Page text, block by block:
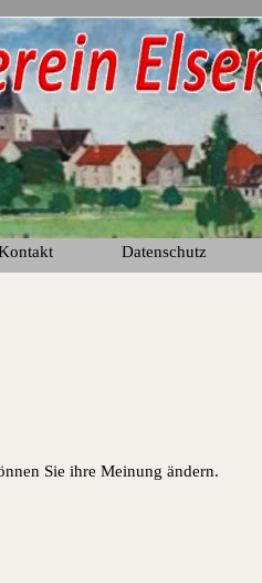
Datenschutz
Sie ihre Meinung ändern.